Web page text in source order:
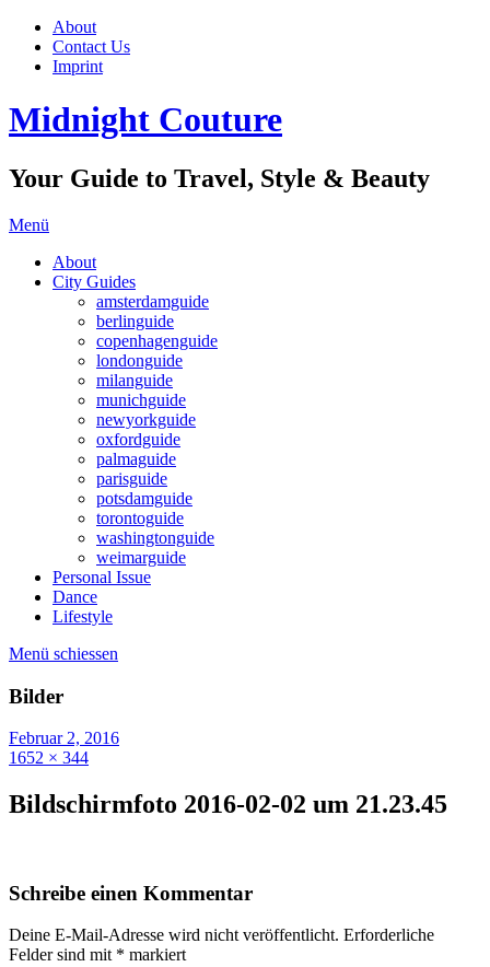
About
Contact Us
Imprint
Midnight Couture
Your Guide to Travel, Style & Beauty
Menü
About
City Guides
amsterdamguide
berlinguide
copenhagenguide
londonguide
milanguide
munichguide
newyorkguide
oxfordguide
palmaguide
parisguide
potsdamguide
torontoguide
washingtonguide
weimarguide
Personal Issue
Dance
Lifestyle
Menü schiessen
Bilder
Februar 2, 2016
1652 × 344
Bildschirmfoto 2016-02-02 um 21.23.45
Schreibe einen Kommentar
Deine E-Mail-Adresse wird nicht veröffentlicht. Erforderliche
Felder sind mit * markiert